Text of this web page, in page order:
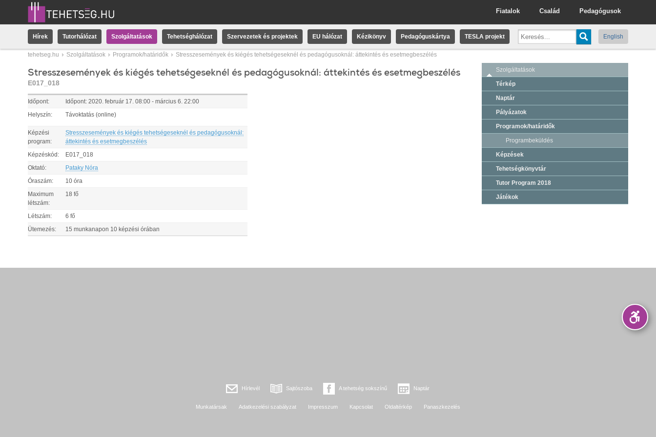
Pedagógusok
Család
Fiatalok
Hírek Tutorhálózat Szolgáltatások Tehetséghálózat Szervezetek és projektek EU hálózat Kézikönyv Pedagóguskártya TESLA projekt English
tehetseg.hu Szolgáltatások Programok/határidők Stresszesemények és kiégés tehetségeseknél és pedagógusoknál: áttekintés és esetmegbeszélés
Stresszesemények és kiégés tehetségeseknél és pedagógusoknál: áttekintés és esetmegbeszélés
E017_018
Időpont: Időpont: 2020. február 17 08:00 - március 6 22:00
Helyszín: Távoktatás (online)
Képzési
program:
Stresszesemények és kiégés tehetségeseknél és pedagógusoknál:
áttekintés és esetmegbeszélés
Képzéskód: E017_018
Oktató: Pataky Nóra
Óraszám: 10 óra
Maximum
létszám:
18 fő
Létszám: 6 fő
Ütemezés: 15 munkanapon 10 képzési órában
Szolgáltatások
Térkép
Naptár
Pályázatok
Programok/határidők
Programbeküldés
Képzések
Tehetségkönyvtár
Tutor Program 2018
Játékok
Hírlevél Sajtószoba A tehetség sokszínű Naptár
Munkatársak Adatkezelési szabályzat Impresszum Kapcsolat Oldaltérkép Panaszkezelés